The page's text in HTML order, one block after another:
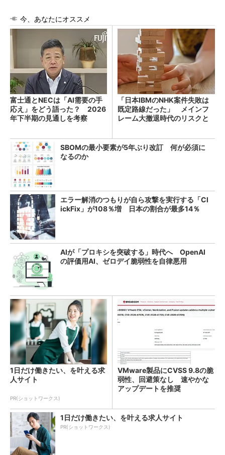
今、あなたにオススメ
富士通とNECは「AI需要の手
応え」をどう語った？ 2026
年下半期の見通しを考察
「日本IBMのNHK案件失敗は
既定路線だった」 メインフ
レーム大撤退時代のリスクと
SBOMの最小要素が5年ぶり改訂 何が必須に
なるのか
エラー解消のつもりが自ら攻撃を実行する「Cl
ickFix」が108％増 日本の割合が最多14％
AIが「プロキシを突破する」時代へ OpenAI
の評価用AI、ゼロデイ脆弱性を自律悪用
1日だけ働きたい、を叶える求
人サイト
PR(ショットワークス)
VMware製品にCVSS 9.8の脆
弱性、回避策なし 速やかな
アップデートを推奨
1日だけ働きたい、を叶える求人サイト
PR(ショットワークス)